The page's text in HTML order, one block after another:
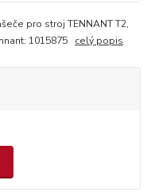
pro stroj TENNANT T2,
1015875 celý popis